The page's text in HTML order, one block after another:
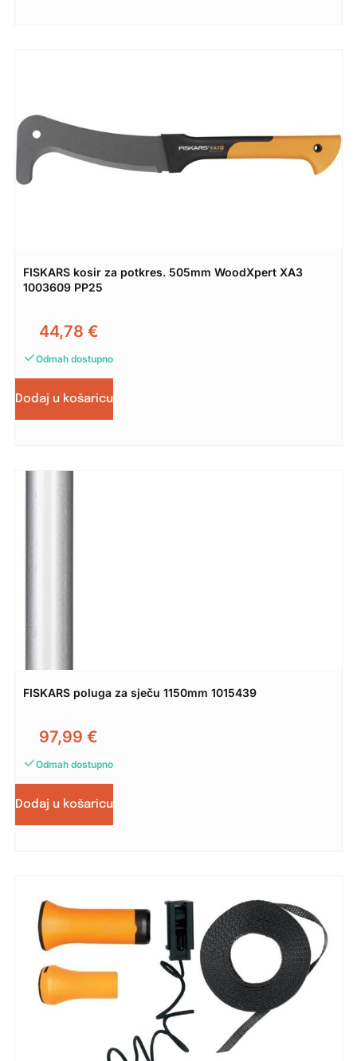
FISKARS kosir za potkres. 505mm WoodXpert XA3
1003609 PP25
44,78 €
Odmah dostupno
Dodaj u košaricu
FISKARS poluga za sječu 1150mm 1015439
97,99 €
Odmah dostupno
Dodaj u košaricu